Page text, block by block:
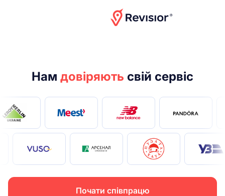
Дивитися відео-презентацію
Нам довіряють свій сервіс
Почати співпрацю